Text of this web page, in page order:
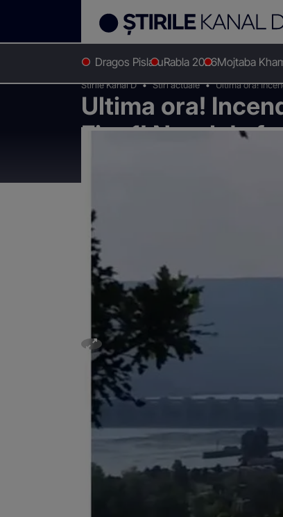
Dragos PislaruRabla 2026Mojtaba
Stirile Kanal D Stiri actuale Ultima ora!
Ultima ora!
Fier 1! Norul de